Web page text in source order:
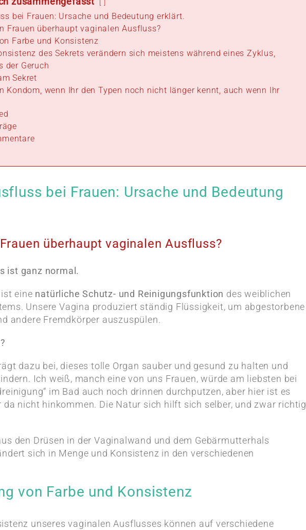
bei Frauen: Ursache und Bedeutung erklärt.
Frauen überhaupt vaginalen Ausfluss?
Farbe und Konsistenz
des Sekrets verändern sich meistens während eines Zyklus,
der Geruch
Sekret
Kondom, wenn Ihr den Typen noch nicht länger kennt, auch wenn Ihr
bei Frauen: Ursache und Bedeutung
überhaupt vaginalen Ausfluss?
ist ganz normal.
eine natürliche Schutz- und Reinigungsfunktion des weiblichen
Unsere Vagina produziert ständig Flüssigkeit, um abgestorbene
andere Fremdkörper auszuspülen.
dazu bei, dieses tolle Organ sauber und gesund zu halten und
Ich weiß, manch eine von uns Frauen, würde am liebsten bei
im Bad auch noch drinnen durchputzen, aber hier ist es
da nicht hinkommen. Die Natur sich hilft sich selber, und zwar richtig
den Drüsen in der Vaginalwand und dem Gebärmutterhals
sich in Menge und Konsistenz in den verschiedenen
von Farbe und Konsistenz
unseres vaginalen Ausflusses können auf verschiedene